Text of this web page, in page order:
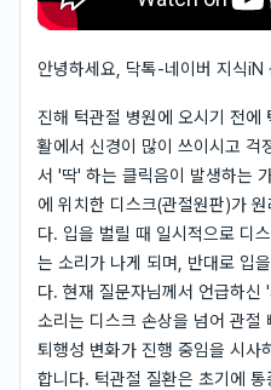
안녕하세요, 닥톡-네이버 지식iN
진해 턱관절 병원에 오시기 전에
활에서 신경이 많이 쓰이시고 걱
서 '딱' 하는 클릭음이 발생하는
에 위치한 디스크(관절원판)가
다. 입을 벌릴 때 일시적으로 디
는 소리가 나게 되며, 반대로 입
다. 현재 질문자님께서 언급하
소리는 디스크 손상을 넘어 관절
퇴행성 변화가 진행 중임을 시사
합니다. 턱관절 질환은 초기에